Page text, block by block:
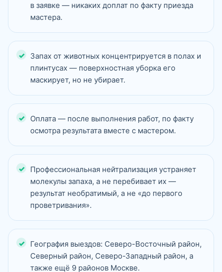
в заявке — никаких доплат по факту приезда
мастера.
Запах от животных концентрируется в полах и
плинтусах — поверхностная уборка его
маскирует, но не убирает.
Оплата — после выполнения работ, по факту
осмотра результата вместе с мастером.
Профессиональная нейтрализация устраняет
молекулы запаха, а не перебивает их —
результат необратимый, а не «до первого
проветривания».
География выездов: Северо-Восточный район,
Северный район, Северо-Западный район, а
также ещё 9 районов Москве.